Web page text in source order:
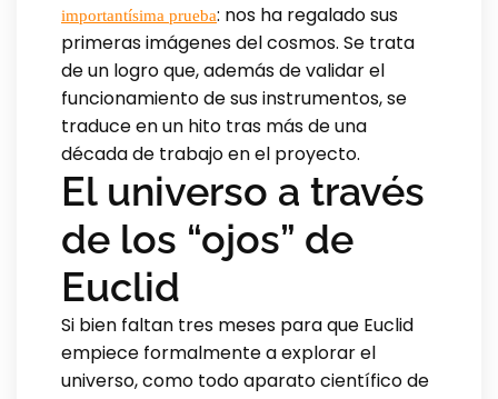
importantísima prueba: nos ha regalado sus
primeras imágenes del cosmos. Se trata
de un logro que, además de validar el
funcionamiento de sus instrumentos, se
traduce en un hito tras más de una
década de trabajo en el proyecto.
El universo a través
de los “ojos” de
Euclid
Si bien faltan tres meses para que Euclid
empiece formalmente a explorar el
universo, como todo aparato científico de